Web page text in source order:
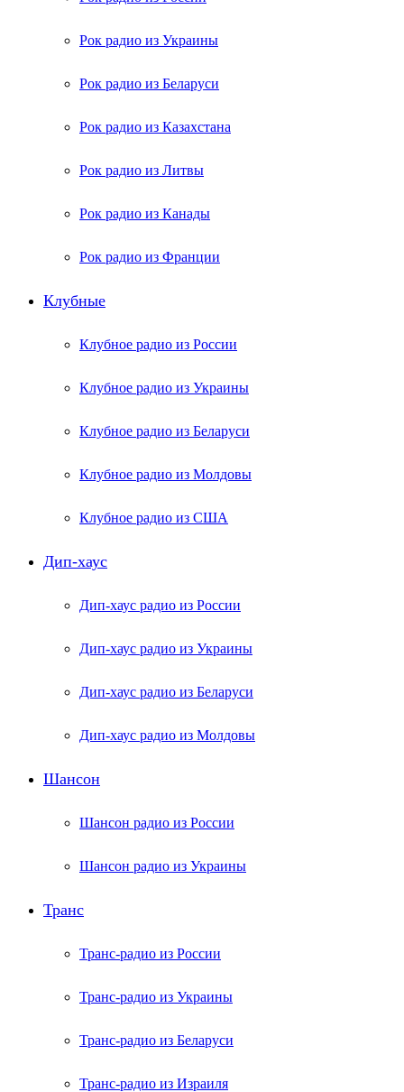
Рок радио из Украины
Рок радио из Беларуси
Рок радио из Казахстана
Рок радио из Литвы
Рок радио из Канады
Рок радио из Франции
Клубные
Клубное радио из России
Клубное радио из Украины
Клубное радио из Беларуси
Клубное радио из Молдовы
Клубное радио из США
Дип-хаус
Дип-хаус радио из России
Дип-хаус радио из Украины
Дип-хаус радио из Беларуси
Дип-хаус радио из Молдовы
Шансон
Шансон радио из России
Шансон радио из Украины
Транс
Транс-радио из России
Транс-радио из Украины
Транс-радио из Беларуси
Транс-радио из Израиля